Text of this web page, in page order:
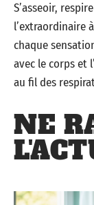
S’asseoir,
l’extraordinaire
chaque
avec le corps et
au fil des
NE